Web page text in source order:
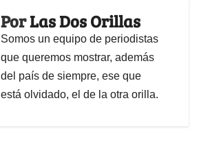
PorLas Dos Orillas
Somos un equipo de periodistas
que queremos mostrar, además
del país de siempre, ese que
está olvidado, el de la otra orilla.